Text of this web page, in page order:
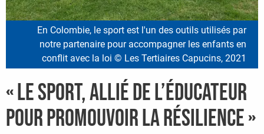
En Colombie, le sport est l'un des outils utilisés par
notre partenaire pour accompagner les enfants en
conflit avec la loi © Les Tertiaires Capucins, 2021
« Le sport, allié de l’éducateur
pour promouvoir la résilience »